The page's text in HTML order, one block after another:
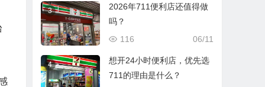
3
2026年711便利店还值得做
吗？
06/11
116
4
想开24小时便利店，优先选
711的理由是什么？